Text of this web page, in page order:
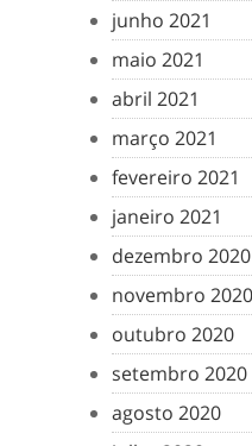
junho 2021
maio 2021
abril 2021
março 2021
fevereiro 2021
janeiro 2021
dezembro 2020
novembro 2020
outubro 2020
setembro 2020
agosto 2020